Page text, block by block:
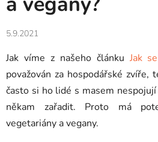
5.9.2021
Jak víme z našeho článku Jak
považován za hospodářské zvíře,
často si ho lidé s masem
někam zařadit. Proto má
vegetariány a vegany.